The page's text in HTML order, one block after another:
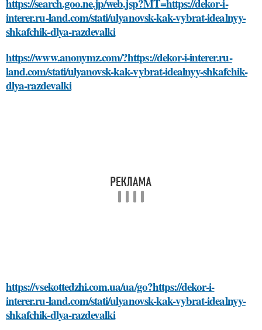
https://search.goo.ne.jp/web.jsp?MT=https://dekor-i-
interer.ru-land.com/stati/ulyanovsk-kak-vybrat-idealnyy-
shkafchik-dlya-razdevalki
https://www.anonymz.com/?https://dekor-i-interer.ru-
land.com/stati/ulyanovsk-kak-vybrat-idealnyy-shkafchik-
dlya-razdevalki
https://vsekottedzhi.com.ua/ua/go?https://dekor-i-
interer.ru-land.com/stati/ulyanovsk-kak-vybrat-idealnyy-
shkafchik-dlya-razdevalki